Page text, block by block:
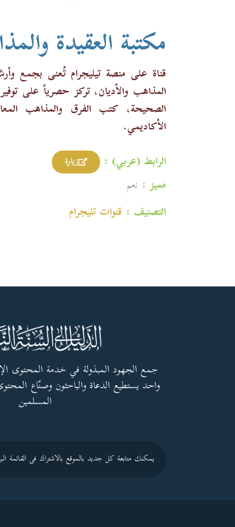
مكتبة العقيدة
قناة على منصة تيليجرام تُعنى بجمع
الصحيحة، كتب الفرق والمذاهب
الأكاديمي.
الرابط (عربي) :
زيارة
مميز : نعم
التصنيف : قنوات تليجرام
جمع الجهود المبذولة في خدمة المحتوى
واحد يستطيع الدعاة والباحثون وصنّاع
المسلمين
يمكنك متابعة كل جديد بالموقع بالاشتراك فى القائمة